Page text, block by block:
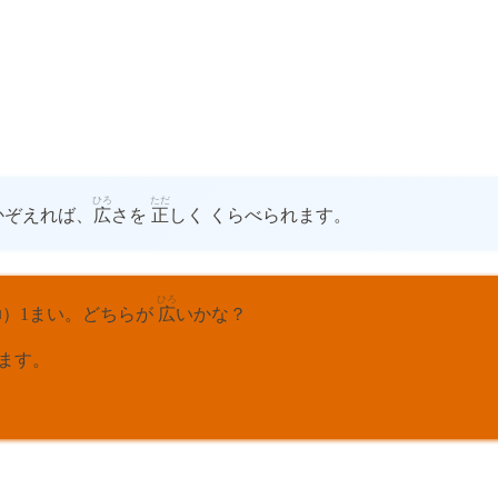
えれば、 広
ひろ
さを 正
ただ
しく くらべられます。
1まい。どちらが 広
ひろ
いかな？
す。